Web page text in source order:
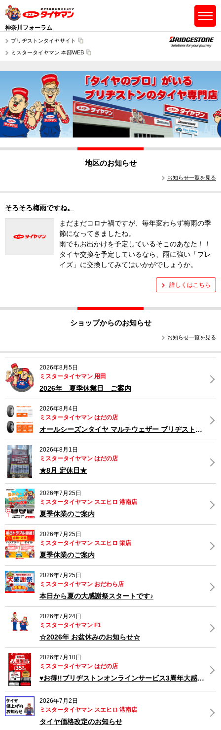
神奈川フォーラム
ブリヂストンタイヤサイト
ミスタータイヤマン 本部WEB
地区のお知らせ
お知らせ一覧を見る
そろそろ梅雨ですね。
まだまだコロナ禍ですが、毎年変わらず梅雨の季
節になってきましたね。
雨でもお出かけを予定しているそこのあなた！！
タイヤ交換を予定しているなら、雨に強い「プレ
イズ」に交換してみてはいかがでしょうか。
詳しくはこちら
ショップからのお知らせ
お知らせ一覧を見る
2026年8月5日
ミスタータイヤマン 用田
2026年 夏季休業日 ご案内
2026年8月4日
ミスタータイヤマン はだの店
オールシーズンタイヤ マルチウェザー ブリヂストンタイヤオンラインサービス限定商品のご紹介
2026年8月1日
ミスタータイヤマン はだの店
★8月 定休日★
2026年7月25日
ミスタータイヤマン スエヒロ 港南店
夏季休業のご案内
2026年7月25日
ミスタータイヤマン スエヒロ 栄店
夏季休業のご案内
2026年7月25日
ミスタータイヤマン おだわら店
本日から夏の大感謝祭スタートです♪
2026年7月24日
ミスタータイヤマン F1
☆2026年 お盆休みのお知らせ☆
2026年7月10日
ミスタータイヤマン はだの店
♥お得!!ブリヂストンオンラインサービス3周年大感謝祭♥
2026年7月2日
ミスタータイヤマン スエヒロ 港南店
タイヤ価格改定のお知らせ